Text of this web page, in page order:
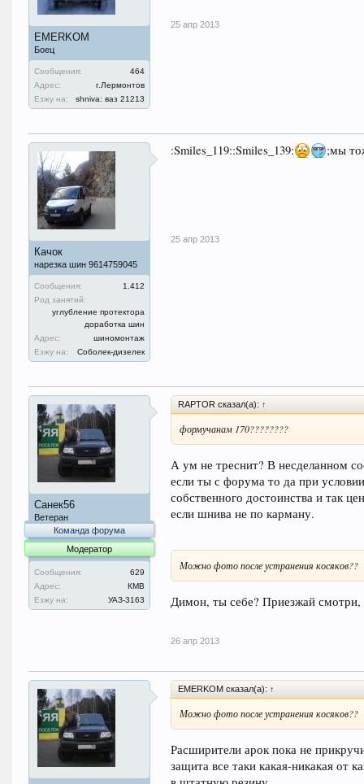
EMERKOM
Боец
Сообщения:
464
Адрес:
г.Лермонтов
Езжу на:
shniva: ваз 21213
25 апр 2013
Качок
нарезка шин 9614759045
Сообщения:
1.412
Род занятий:
углубление протектора
доработка шин
Адрес:
шиномонтаж
Езжу на:
Соболек-дизелек
:Smiles_119::Smiles_139: ;мы
25 апр 2013
Санек56
Ветеран
Команда форума
Модератор
Сообщения:
629
Адрес:
КМВ
Езжу на:
УАЗ-3163
RAPTOR сказал(а): ↑
формучанам 170????????
А ум не треснит? В несделанном
если ты с форума то да при
собственного достоинства и так
если шнива не по карману.
Можно фото после устранения косяков??
Димон, ты себе? Приезжай смотри,
26 апр 2013
EMERKOM сказал(а): ↑
Можно фото после устранения косяков??
Расширители арок пока не
защита все таки какая-никакая от